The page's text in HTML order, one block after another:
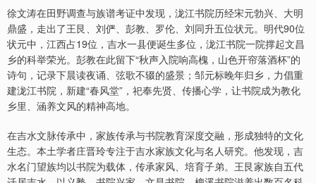
徐文涛在田野调查与族谱考证中发现，泷江书院历经宋元勃兴、大明
鼎盛，走出了王艮、刘俨、彭教、罗伦、刘同升五位状元。明代90位
状元中，江西占19位，吉水一县便诞生多位，泷江书院一院撑起文昌
乡的科举荣光。彭教在此留下“秋声入院响高槐，山色开帘落酒杯”的
诗句，记录下晨读夜诵、弦歌不辍的盛景；邹元标晚年归乡，力倡重
建泷江书院，新建“春风堂”，祀奉先贤、传播心学，让书院成为教化
乡里、涵养文风的精神高地。
在吉水文脉传承中，家族传承与书院教育深度交融，形成独特的文化
生态。本土学者庄晋玲专注于吉水家族文化与名人研究。他发现，吉
水名门望族均以书院为载体，传承家风、培育子弟。王艮家族自五代